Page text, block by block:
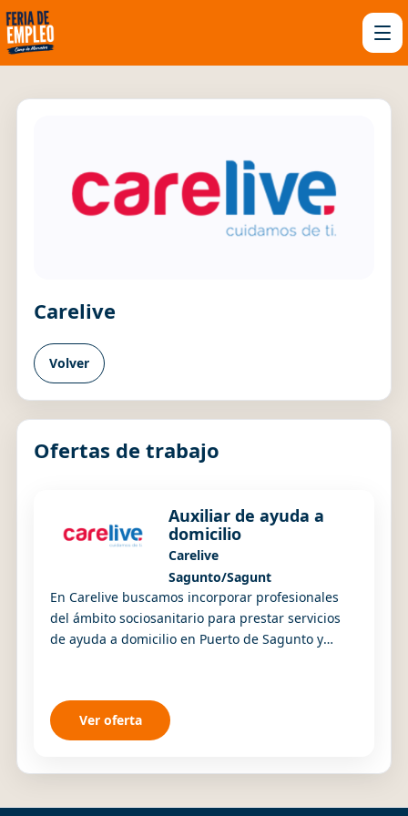
Carelive
Volver
Ofertas de trabajo
Auxiliar de ayuda a
domicilio
Carelive
Sagunto/Sagunt
En Carelive buscamos incorporar profesionales
del ámbito sociosanitario para prestar servicios
de ayuda a domicilio en Puerto de Sagunto y
Ver oferta